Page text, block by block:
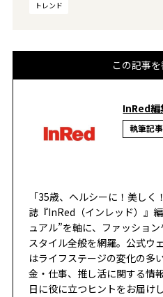
トレンド
この記事
InRed編
執筆記
「35歳、ヘルシーに！美し
誌『InRed（インレッド）』
ュアル”を軸に、ファッショ
スタイル全般を網羅。公式ウ
はライフステージの変化の多
金・仕事、推し活に関する情
日に役に立つヒントをお届け